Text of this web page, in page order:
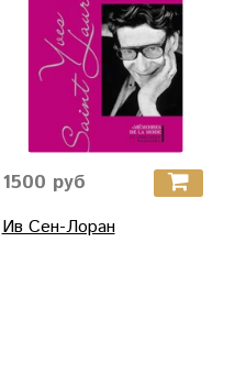
1500 руб
Ив Сен-Лоран